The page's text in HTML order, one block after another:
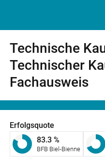
Technische
Technischer
Fachausweis
Erfolgsquote
83.3 %
BFB Biel-Bienne